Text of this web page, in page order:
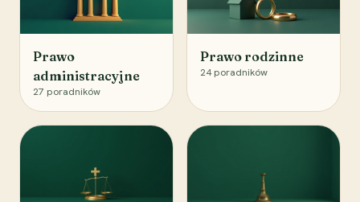
Prawo
administracyjne
27 poradników
Prawo rodzinne
24 poradników